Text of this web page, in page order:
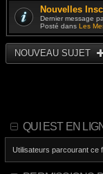
Nouvelles
Dernier message
Posté dans Les
NOUVEAU SUJET
QUI EST EN
Utilisateurs parcourant ce